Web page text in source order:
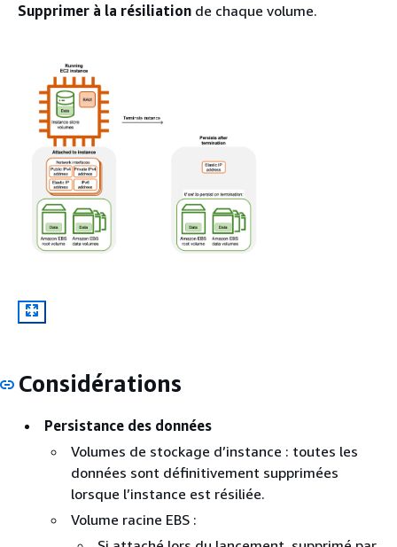
Supprimer à la résiliation de chaque volume.
Considérations
Persistance des données
Volumes de stockage d’instance : toutes les
données sont définitivement supprimées
lorsque l’instance est résiliée.
Volume racine EBS :